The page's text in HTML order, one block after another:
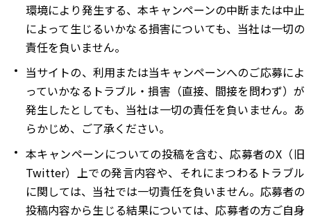
環境により発生する、本キャンペーンの中断または中止
によって生じるいかなる損害についても、当社は一切の
責任を負いません。
当サイトの、利用または当キャンペーンへのご応募によ
っていかなるトラブル・損害（直接、間接を問わず）が
発生したとしても、当社は一切の責任を負いません。あ
らかじめ、ご了承ください。
本キャンペーンについての投稿を含む、応募者のX（旧
Twitter）上での発言内容や、それにまつわるトラブル
に関しては、当社では一切責任を負いません。応募者の
投稿内容から生じる結果については、応募者の方ご自身